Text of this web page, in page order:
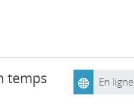
temps En ligne